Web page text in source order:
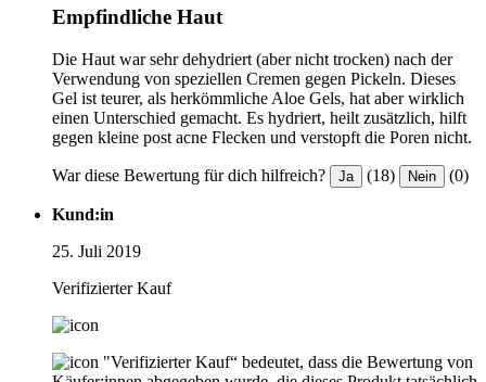
Empfindliche Haut
Die Haut war sehr dehydriert (aber nicht trocken) nach der
Verwendung von speziellen Cremen gegen Pickeln. Dieses
Gel ist teurer, als herkömmliche Aloe Gels, hat aber wirklich
einen Unterschied gemacht. Es hydriert, heilt zusätzlich, hilft
gegen kleine post acne Flecken und verstopft die Poren nicht.
War diese Bewertung für dich hilfreich? Ja (18) Nein (0)
Kund:in
25. Juli 2019
Verifizierter Kauf
"Verifizierter Kauf“ bedeutet, dass die Bewertung von